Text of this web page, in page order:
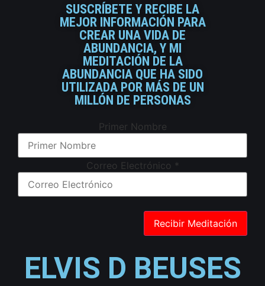
SUSCRÍBETE Y RECIBE LA
MEJOR INFORMACIÓN PARA
CREAR UNA VIDA DE
ABUNDANCIA, Y MI
MEDITACIÓN DE LA
ABUNDANCIA QUE HA SIDO
UTILIZADA POR MÁS DE UN
MILLÓN DE PERSONAS
Primer Nombre
Correo Electrónico *
ELVIS D BEUSES